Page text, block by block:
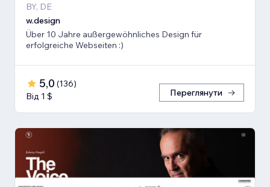
BY, DE
w.design
Über 10 Jahre außergewöhnliches Design für
erfolgreiche Webseiten :)
5,0 (136)
Від 1 $
Переглянути